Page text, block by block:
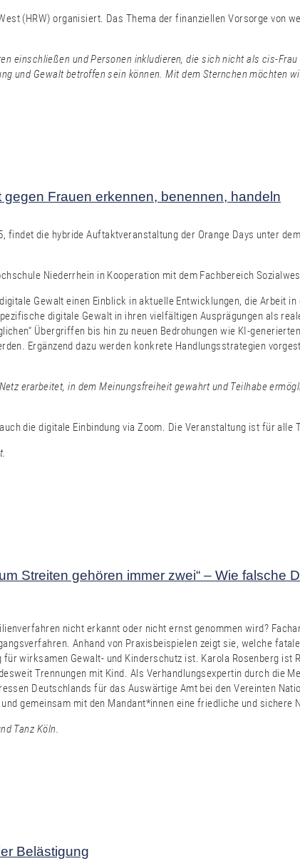
(HRW) organisiert. Das Thema der finanziellen Vorsorge von
einschließen und Personen inkludieren, die sich nicht als cis-
und Gewalt betroffen sein können. Mit dem Sternchen möchten
Frauen erkennen, benennen, handeln
findet die hybride Auftaktveranstaltung der Orange Days unter
Niederrhein in Kooperation mit dem Fachbereich
Gewalt einen Einblick in aktuelle Entwicklungen, die Arbeit
digitale Gewalt in ihren vielfältigen Ausprägungen als
Übergriffen bis hin zu neuen Bedrohungen wie KI-
Ergänzend dazu werden konkrete Handlungsstrategien
erarbeitet, in dem Meinungsfreiheit gewahrt und Teilhabe
die digitale Einbindung via Zoom. Die Veranstaltung ist für alle
Streiten gehören immer zwei“ – Wie falsche
nicht erkannt oder nicht ernst genommen wird?
Anhand von Praxisbeispielen zeigt sie, welche
wirksamen Gewalt- und Kinderschutz ist. Karola Rosenberg
Trennungen mit Kind. Als Verhandlungsexpertin durch die
Deutschlands für das Auswärtige Amt bei den Vereinten
gemeinsam mit den Mandant*innen eine friedliche und sichere
Tanz Köln.
Belästigung